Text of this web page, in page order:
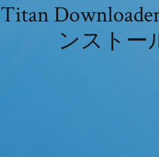
Titan
ンストー